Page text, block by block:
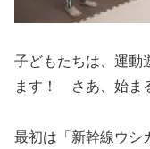
子どもたちは、運動
ます！ さあ、始ま
最初は「新幹線ウシ